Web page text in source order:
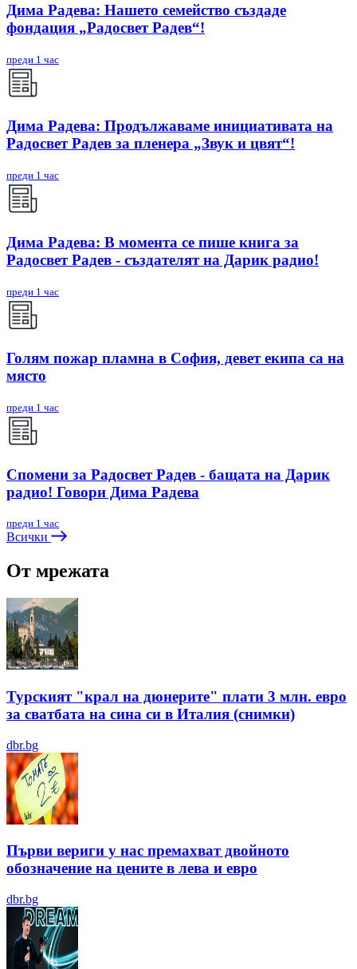
Дима Радева: Нашето семейство създаде
фондация „Радосвет Радев“!
преди 1 час
Дима Радева: Продължаваме инициативата на
Радосвет Радев за пленера „Звук и цвят“!
преди 1 час
Дима Радева: В момента се пише книга за
Радосвет Радев - създателят на Дарик радио!
преди 1 час
Голям пожар пламна в София, девет екипа са на
място
преди 1 час
Спомени за Радосвет Радев - бащата на Дарик
радио! Говори Дима Радева
преди 1 час
Всички
От мрежата
Турският "крал на дюнерите" плати 3 млн. евро
за сватбата на сина си в Италия (снимки)
dbr.bg
Първи вериги у нас премахват двойното
обозначение на цените в лева и евро
dbr.bg